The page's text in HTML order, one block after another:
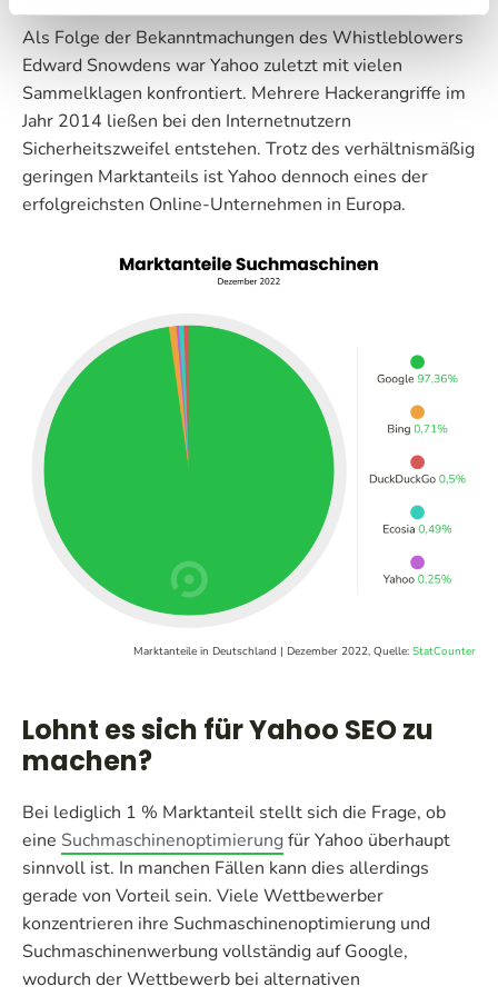
Als Folge der Bekanntmachungen des Whistleblowers
Edward Snowdens war Yahoo zuletzt mit vielen
Sammelklagen konfrontiert. Mehrere Hackerangriffe im
Jahr 2014 ließen bei den Internetnutzern
Sicherheitszweifel entstehen. Trotz des verhältnismäßig
geringen Marktanteils ist Yahoo dennoch eines der
erfolgreichsten Online-Unternehmen in Europa.
Marktanteile in Deutschland | Dezember 2022, Quelle: StatCounter
Lohnt es sich für Yahoo SEO zu
machen?
Bei lediglich 1 % Marktanteil stellt sich die Frage, ob
eine Suchmaschinenoptimierungfür Yahoo überhaupt
sinnvoll ist. In manchen Fällen kann dies allerdings
gerade von Vorteil sein. Viele Wettbewerber
konzentrieren ihre Suchmaschinenoptimierung und
Suchmaschinenwerbung vollständig auf Google,
wodurch der Wettbewerb bei alternativen